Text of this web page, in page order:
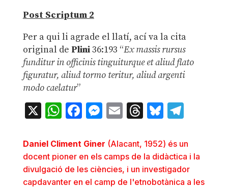
Post Scriptum 2
Per a qui li agrade el llatí, ací va la cita
original de Plini36:193 “Ex massis rursus
funditur in officinis tinguiturque et aliud flato
figuratur, aliud tormo teritur, aliud argenti
modo caelatur”
X WhatsApp
Facebook
Messenger
EmailThreads
Bluesky
Daniel Climent Giner (Alacant, 1952) és un
docent pioner en els camps de la didàctica i la
divulgació de les ciències, i un investigador
capdavanter en el camp de l'etnobotànica a les